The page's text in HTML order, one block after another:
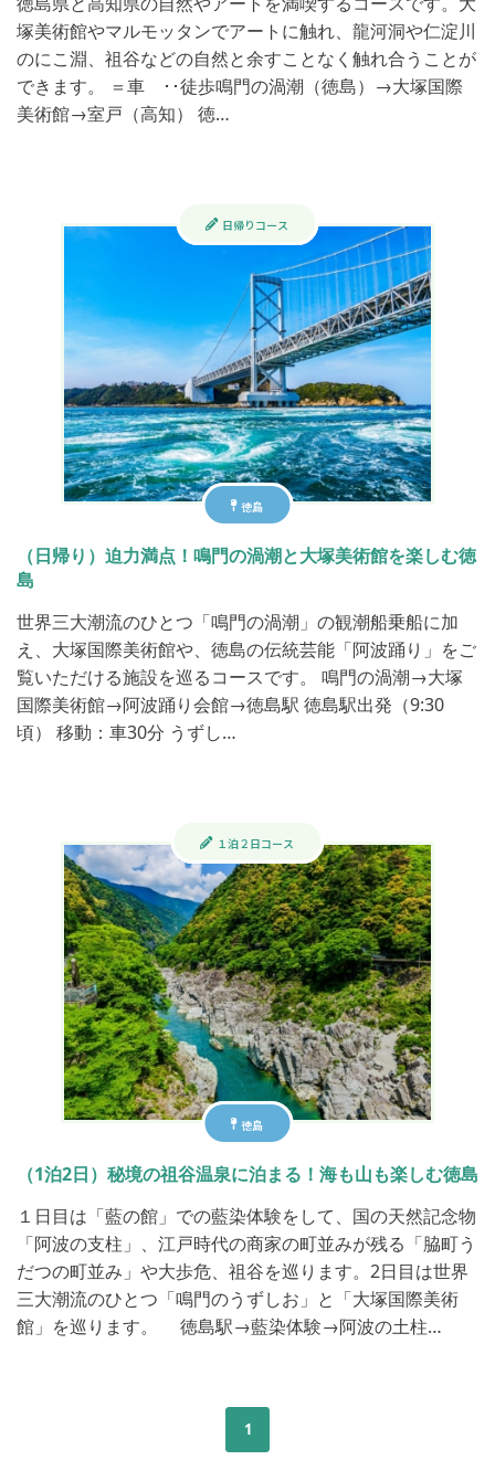
塚美術館やマルモッタンでアートに触れ、龍河洞や仁淀川
のにこ淵、祖谷などの自然と余すことなく触れ合うことが
できます。 ＝車 ･･徒歩​​​ 鳴門の渦潮（徳島）→大塚国際
美術館→室戸（高知） 徳…
徳島
日帰りコース
（日帰り）迫力満点！鳴門の渦潮と大塚美術館を楽しむ徳
島
世界三大潮流のひとつ「鳴門の渦潮」の観潮船乗船に加
え、大塚国際美術館や、徳島の伝統芸能「阿波踊り」をご
覧いただける施設を巡るコースです。 鳴門の渦潮→大塚
国際美術館→阿波踊り会館→徳島駅 徳島駅出発（9:30
頃） 移動：車30分 うずし…
徳島
１泊２日コース
（1泊2日）秘境の祖谷温泉に泊まる！海も山も楽しむ徳島
１日目は「藍の館」での藍染体験をして、国の天然記念物
「阿波の支柱」、江戸時代の商家の町並みが残る「脇町う
だつの町並み」や大歩危、祖谷を巡ります。2日目は世界
三大潮流のひとつ「鳴門のうずしお」と「大塚国際美術
館」を巡ります。 徳島駅→藍染体験→阿波の土柱…
1